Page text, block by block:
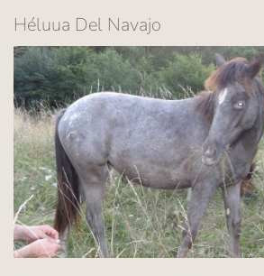
Héluua Del Navajo